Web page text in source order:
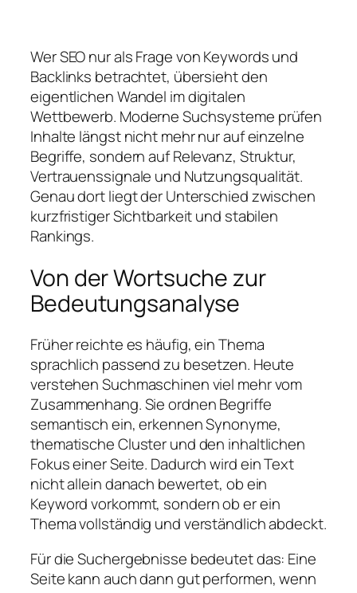
Wer SEO nur als Frage von Keywords und
Backlinks betrachtet, übersieht den
eigentlichen Wandel im digitalen
Wettbewerb. Moderne Suchsysteme prüfen
Inhalte längst nicht mehr nur auf einzelne
Begriffe, sondern auf Relevanz, Struktur,
Vertrauenssignale und Nutzungsqualität.
Genau dort liegt der Unterschied zwischen
kurzfristiger Sichtbarkeit und stabilen
Rankings.
Von der Wortsuche zur
Bedeutungsanalyse
Früher reichte es häufig, ein Thema
sprachlich passend zu besetzen. Heute
verstehen Suchmaschinen viel mehr vom
Zusammenhang. Sie ordnen Begriffe
semantisch ein, erkennen Synonyme,
thematische Cluster und den inhaltlichen
Fokus einer Seite. Dadurch wird ein Text
nicht allein danach bewertet, ob ein
Keyword vorkommt, sondern ob er ein
Thema vollständig und verständlich abdeckt.
Für die Suchergebnisse bedeutet das: Eine
Seite kann auch dann gut performen, wenn